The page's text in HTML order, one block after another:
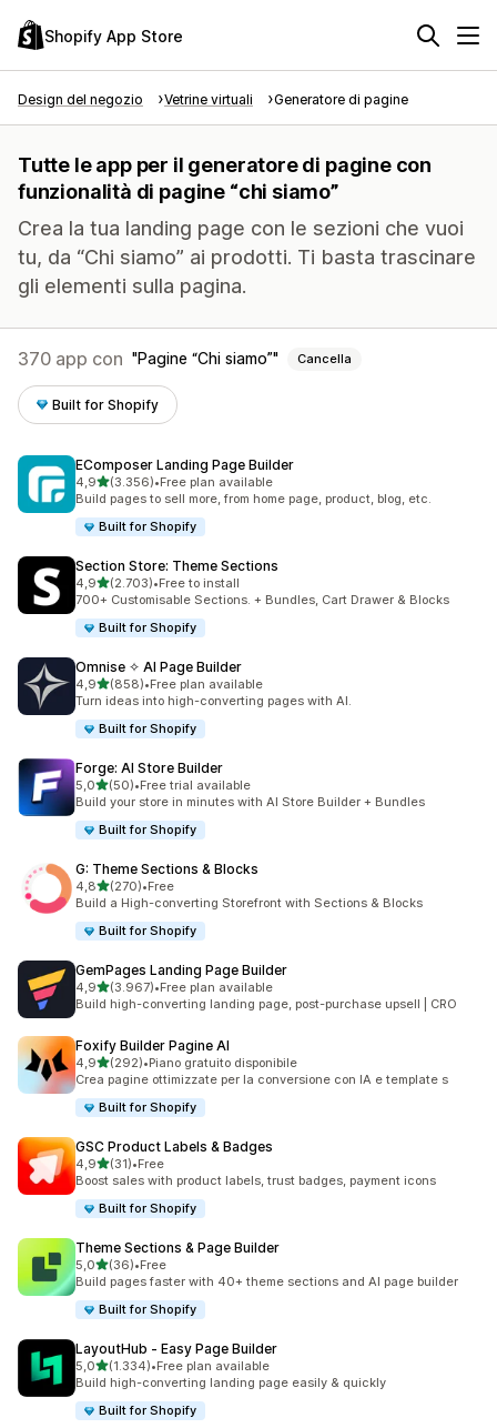
Shopify App Store
Design del negozio Vetrine virtuali Generatore di pagine
Tutte le app per il generatore di pagine con
funzionalità di pagine “chi siamo”
Crea la tua landing page con le sezioni che vuoi
tu, da “Chi siamo” ai prodotti. Ti basta trascinare
gli elementi sulla pagina.
370 app con Pagine “Chi siamo” Cancella
Built for Shopify
EComposer Landing Page Builder
4,9stelle su 5
(3.356)
3356 recensioni totali
•Free plan available
Build pages to sell more, from home page, product, blog, etc.
Built for Shopify
Section Store: Theme Sections
4,9stelle su 5
(2.703)
2703 recensioni totali
•Free to install
700+ Customisable Sections. + Bundles, Cart Drawer & Blocks
Built for Shopify
Omnise ✧ AI Page Builder
4,9stelle su 5
(858)
858 recensioni totali
•Free plan available
Turn ideas into high-converting pages with AI.
Built for Shopify
Forge: AI Store Builder
5,0stelle su 5
(50)
50 recensioni totali
•Free trial available
Build your store in minutes with AI Store Builder + Bundles
Built for Shopify
G: Theme Sections & Blocks
4,8stelle su 5
(270)
270 recensioni totali
•Free
Build a High-converting Storefront with Sections & Blocks
Built for Shopify
GemPages Landing Page Builder
4,9stelle su 5
(3.967)
3967 recensioni totali
•Free plan available
Build high-converting landing page, post-purchase upsell | CRO
Foxify Builder Pagine AI
4,9stelle su 5
(292)
292 recensioni totali
•Piano gratuito disponibile
Crea pagine ottimizzate per la conversione con IA e template s
Built for Shopify
GSC Product Labels & Badges
4,9stelle su 5
(31)
31 recensioni totali
•Free
Boost sales with product labels, trust badges, payment icons
Built for Shopify
Theme Sections & Page Builder
5,0stelle su 5
(36)
36 recensioni totali
•Free
Build pages faster with 40+ theme sections and AI page builder
Built for Shopify
LayoutHub ‑ Easy Page Builder
5,0stelle su 5
(1.334)
1334 recensioni totali
•Free plan available
Build high-converting landing page easily & quickly
Built for Shopify